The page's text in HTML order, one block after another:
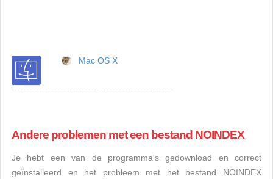
Mac OS X
Andere problemen met een bestand NOINDEX
Je hebt een van de programma's gedownload en correct
geïnstalleerd en het probleem met het bestand NOINDEX